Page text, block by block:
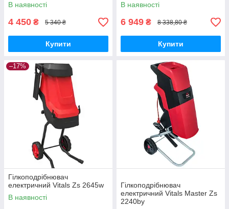
В наявності
4 450 ₴ 5 340 ₴
Купити
В наявності
6 949 ₴ 8 338,80 ₴
Купити
–17%
Гілкоподрібнювач
електричний Vitals Zs 2645w
В наявності
Гілкоподрібнювач
електричний Vitals Master Zs
2240by